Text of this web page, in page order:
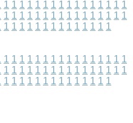
1 1 1 1 1 1 1 1 1 1 1 1 1 1 1 1
1 1 1 1 1 1 1 1 1 1 1 1 1 1 1 1
1 1 1 1 1 1 1 1 1 1 1 1 1 1
1 1 1 1 1 1 1 1 1 1 1 1 1 1 1 1
1 1 1 1 1 1 1 1 1 1 1 1 1 1 1 1
1 1 1 1 1 1 1 1 1 1 1 1 1 1